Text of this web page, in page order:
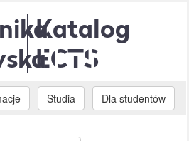
Katalog
ECTS
Studia Dla studentów